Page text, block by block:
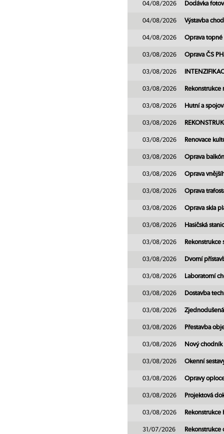
04/08/2026 Dodávka
04/08/2026 Výstavba
04/08/2026 Oprava topné
03/08/2026 Oprava ČS
03/08/2026
03/08/2026
03/08/2026 Hutní a
03/08/2026
03/08/2026 Renovace
03/08/2026 Oprava
03/08/2026 Oprava
03/08/2026 Oprava
03/08/2026 Oprava skla
03/08/2026 Hasičská
03/08/2026
03/08/2026 Dvorní
03/08/2026 Laboratorní
03/08/2026 Dostavba
03/08/2026
03/08/2026 Přestavba
03/08/2026 Nový chodník
03/08/2026 Okenní
03/08/2026 Opravy
03/08/2026 Projektová
03/08/2026
31/07/2026 Rekonstrukce